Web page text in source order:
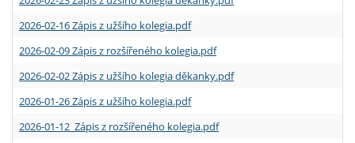
2026-02-16 Zápis z užšího kolegia.pdf
2026-02-09 Zápis z rozšířeného kolegia.pdf
2026-02-02 Zápis z užšího kolegia děkanky.pdf
2026-01-26 Zápis z užšího kolegia.pdf
2026-01-12 Zápis z rozšířeného kolegia.pdf